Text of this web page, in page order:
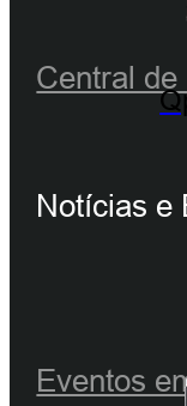
Central
Notícias e
Eventos